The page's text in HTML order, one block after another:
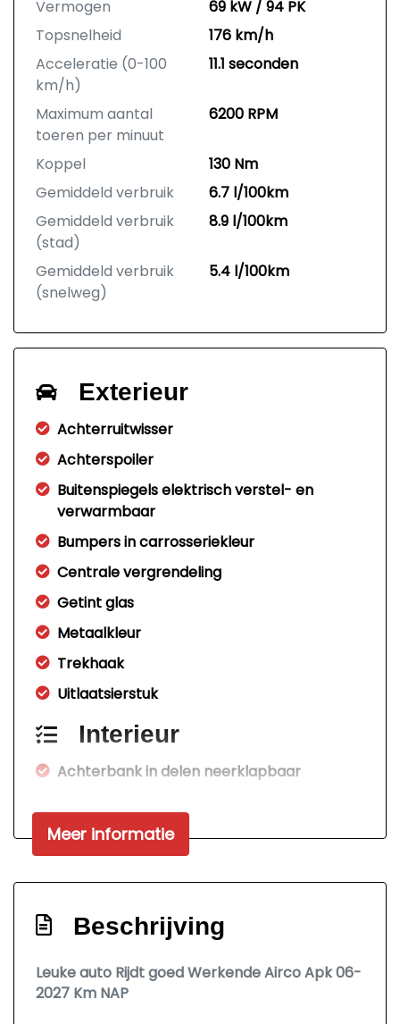
Vermogen
69 kW / 94 PK
Topsnelheid
176 km/h
Acceleratie (0-100
km/h)
11.1 seconden
Maximum aantal
toeren per minuut
6200 RPM
Koppel
130 Nm
Gemiddeld verbruik
6.7 l/100km
Gemiddeld verbruik
(stad)
8.9 l/100km
Gemiddeld verbruik
(snelweg)
5.4 l/100km
Exterieur
Achterruitwisser
Achterspoiler
Buitenspiegels elektrisch verstel- en
verwarmbaar
Bumpers in carrosseriekleur
Centrale vergrendeling
Getint glas
Metaalkleur
Trekhaak
Uitlaatsierstuk
Interieur
Achterbank in delen neerklapbaar
Bestuurdersstoel in hoogte verstelbaar
Elektrische ramen voor
Stuurbekrachtiging
Overige
Anti blokkeer systeem
Meer informatie
Beschrijving
Leuke auto Rijdt goed Werkende Airco Apk 06-
2027 Km NAP